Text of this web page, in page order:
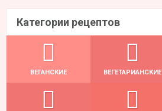
Категории рецептов
ВЕГАНСКИЕ ВЕГЕТАРИАНСКИЕ